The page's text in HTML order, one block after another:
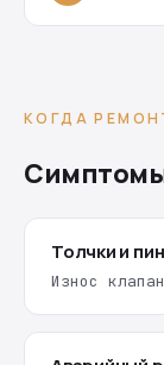
КОГДА
Толчки и
Износ